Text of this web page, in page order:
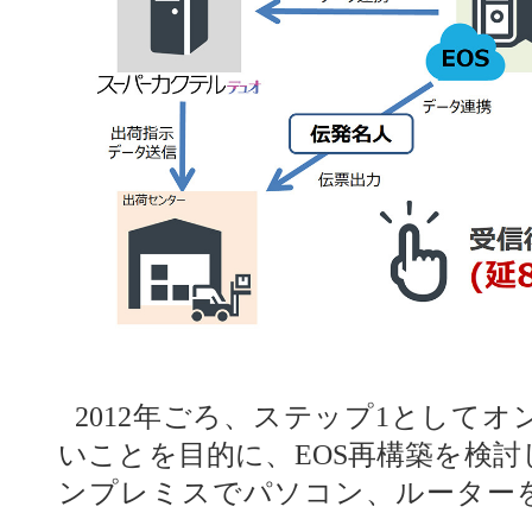
2012年ごろ、ステップ1としてオ
いことを目的に、EOS再構築を検
ンプレミスでパソコン、ルーター